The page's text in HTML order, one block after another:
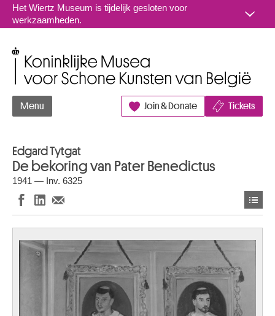
Naar inhoud
Het Wiertz Museum is tijdelijk gesloten voor
werkzaamheden.
Menu Join & Donate Tickets
Edgard Tytgat
De bekoring van Pater Benedictus
1941 — Inv. 6325